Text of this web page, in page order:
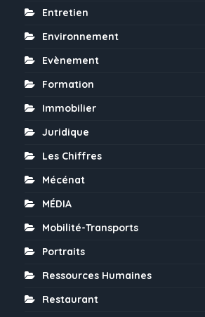
Entretien
Environnement
Evènement
Formation
Immobilier
Juridique
Les Chiffres
Mécénat
MÉDIA
Mobilité-Transports
Portraits
Ressources Humaines
Restaurant